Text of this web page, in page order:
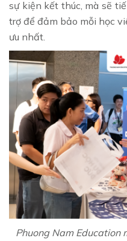
sự kiện kết thúc, mà sẽ
trợ để đảm bảo mỗi học
ưu nhất.
Phuong Nam Education